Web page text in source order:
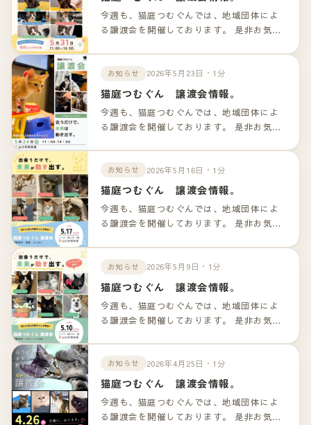
今週も、猫庭つむぐんでは、地域団体によ
る譲渡会を開催しております。 是非お気軽
ンクよりご確認下さいませ。
お知らせ 2026年5月23日・1分
猫庭つむぐん 譲渡会情報。
今週も、猫庭つむぐんでは、地域団体によ
る譲渡会を開催しております。 是非お気軽
お知らせ 2026年5月16日・1分
猫庭つむぐん 譲渡会情報。
今週も、猫庭つむぐんでは、地域団体によ
る譲渡会を開催しております。 是非お気軽
ンクよりご確認下さいませ。
お知らせ 2026年5月9日・1分
猫庭つむぐん 譲渡会情報。
今週も、猫庭つむぐんでは、地域団体によ
る譲渡会を開催しております。 是非お気軽
お知らせ 2026年4月25日・1分
猫庭つむぐん 譲渡会情報。
今週も、猫庭つむぐんでは、地域団体によ
る譲渡会を開催しております。 是非お気軽